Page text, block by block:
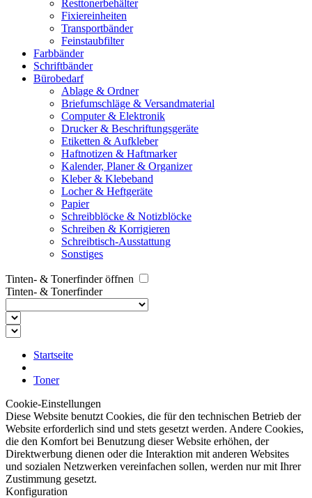
Resttonerbehälter
Fixiereinheiten
Transportbänder
Feinstaubfilter
Farbbänder
Schriftbänder
Bürobedarf
Ablage & Ordner
Briefumschläge & Versandmaterial
Computer & Elektronik
Drucker & Beschriftungsgeräte
Etiketten & Aufkleber
Haftnotizen & Haftmarker
Kalender, Planer & Organizer
Kleber & Klebeband
Locher & Heftgeräte
Papier
Schreibblöcke & Notizblöcke
Schreiben & Korrigieren
Schreibtisch-Ausstattung
Sonstiges
Tinten- & Tonerfinder öffnen
Tinten- & Tonerfinder
Startseite
Toner
Cookie-Einstellungen
Diese Website benutzt Cookies, die für den technischen Betrieb der
Website erforderlich sind und stets gesetzt werden. Andere Cookies,
die den Komfort bei Benutzung dieser Website erhöhen, der
Direktwerbung dienen oder die Interaktion mit anderen Websites
und sozialen Netzwerken vereinfachen sollen, werden nur mit Ihrer
Zustimmung gesetzt.
Konfiguration